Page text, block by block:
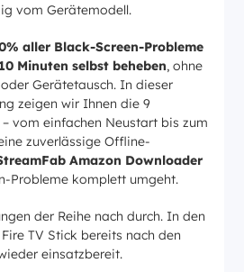
vom Gerätemodell.
aller Black-Screen-Probleme
Minuten selbst beheben, ohne
Gerätetausch. In dieser
zeigen wir Ihnen die 9
vom einfachen Neustart bis zum
zuverlässige Offline-
Amazon Downloader
Probleme komplett umgeht.
der Reihe nach durch. In den
TV Stick bereits nach den
einsatzbereit.